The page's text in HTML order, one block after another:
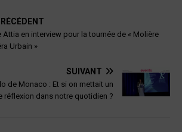
Attia en interview pour la tournée de « Molière
Urbain »
SUIVANT
de Monaco : Et si on mettait un
réflexion dans notre quotidien ?